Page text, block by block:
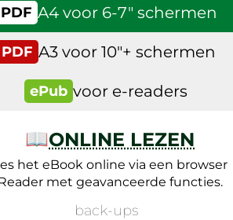
PDF A4 voor 6-7″ schermen
PDF A3 voor 10″+ schermen
ePub voor e-readers
📖ONLINE LEZEN
het eBook online via een browser
met geavanceerde functies.
back-ups